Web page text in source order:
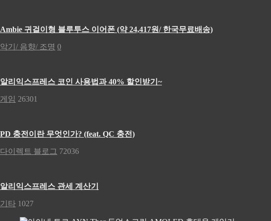
Ambie 귀걸이형 블루투스 이어폰 (약 24,417원/ 한국무료배송)
악기/ 음향/ 조명 0
알리익스프레스 코인 사용법과 40% 할인받기~
게임 26301
PD 충전이란 무엇인가? (feat. QC 충전)
다이렉트 블로그 72036
알리익스프레스 관세 계산기
기타 1027